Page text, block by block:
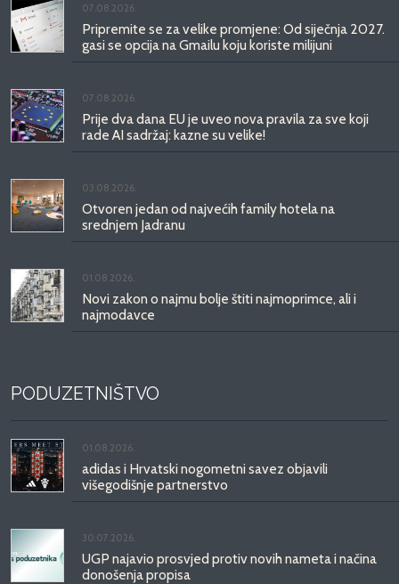
07.08.2026.
Pripremite se za velike promjene: Od siječnja 2027.
gasi se opcija na Gmailu koju koriste milijuni
07.08.2026.
Prije dva dana EU je uveo nova pravila za sve koji
rade AI sadržaj: kazne su velike!
03.08.2026.
Otvoren jedan od najvećih family hotela na
srednjem Jadranu
01.08.2026.
Novi zakon o najmu bolje štiti najmoprimce, ali i
najmodavce
PODUZETNIŠTVO
01.08.2026.
adidas i Hrvatski nogometni savez objavili
višegodišnje partnerstvo
30.07.2026.
UGP najavio prosvjed protiv novih nameta i načina
donošenja propisa